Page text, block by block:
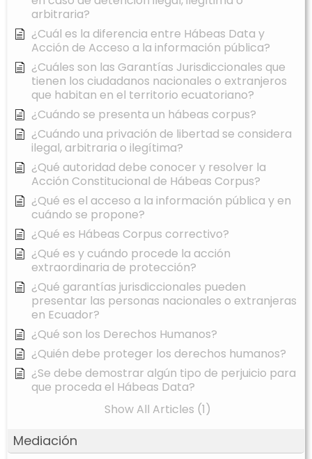
arbitraria?
¿Cuál es la diferencia entre Hábeas Data y
Acción de Acceso a la información pública?
¿Cuáles son las Garantías Jurisdiccionales que
tienen los ciudadanos nacionales o extranjeros
que habitan en el territorio ecuatoriano?
¿Cuándo se presenta un hábeas corpus?
¿Cuándo una privación de libertad se considera
ilegal, arbitraria o ilegítima?
¿Qué autoridad debe conocer y resolver la
Acción Constitucional de Hábeas Corpus?
¿Qué es el acceso a la información pública y en
cuándo se propone?
¿Qué es Hábeas Corpus correctivo?
¿Qué es y cuándo procede la acción
extraordinaria de protección?
¿Qué garantías jurisdiccionales pueden
presentar las personas nacionales o extranjeras
en Ecuador?
¿Qué son los Derechos Humanos?
¿Quién debe proteger los derechos humanos?
¿Se debe demostrar algún tipo de perjuicio para
que proceda el Hábeas Data?
Show All Articles (1)
Mediación